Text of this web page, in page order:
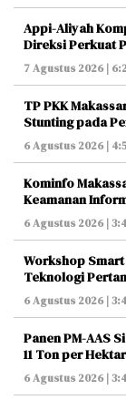
Appi-Aliyah
Direksi Perkuat
7 Agustus 2026 |
TP PKK
Stunting pada
6 Agustus 2026 |
Kominfo
Keamanan
6 Agustus 2026 |
Workshop
Teknologi
6 Agustus 2026 |
Panen PM-AAS
11 Ton per
6 Agustus 2026 |